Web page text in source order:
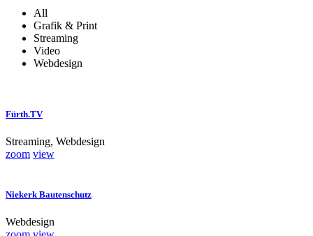
All
Grafik & Print
Streaming
Video
Webdesign
Fürth.TV
Streaming, Webdesign
zoom view
Niekerk Bautenschutz
Webdesign